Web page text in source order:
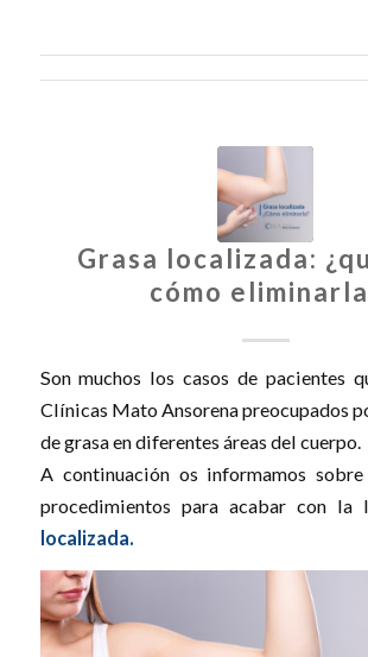
Grasa localizada:
cómo
Son muchos los casos de pacientes
Clínicas Mato Ansorena preocupados
de grasa en diferentes áreas del cuerpo.
A continuación os informamos
procedimientos para acabar con la
localizada.